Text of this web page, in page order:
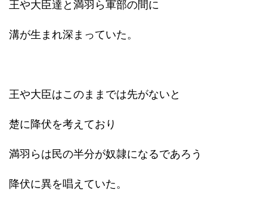
王や大臣達と満羽ら軍部の間に
溝が生まれ深まっていた。
王や大臣はこのままでは先がないと
楚に降伏を考えており
満羽らは民の半分が奴隷になるであろう
降伏に異を唱えていた。